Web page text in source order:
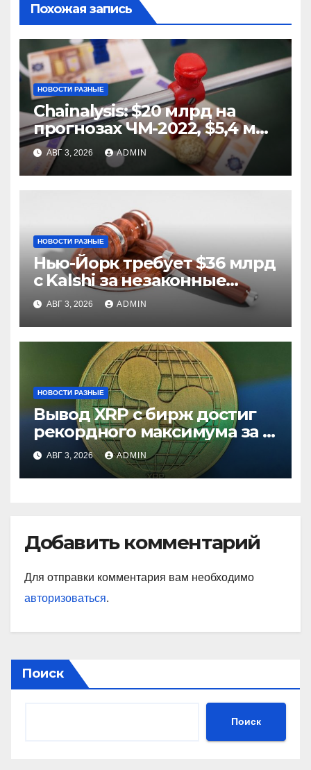
Похожая запись
НОВОСТИ РАЗНЫЕ
Chainalysis: $20 млрд на
прогнозах ЧМ-2022, $5,4 млн
из них незаконные
АВГ 3, 2026 ADMIN
НОВОСТИ РАЗНЫЕ
Нью-Йорк требует $36 млрд
с Kalshi за незаконные
ставки
АВГ 3, 2026 ADMIN
НОВОСТИ РАЗНЫЕ
Вывод XRP с бирж достиг
рекордного максимума за 5
летАВГ 3, 2026 ADMIN
Добавить комментарий
Для отправки комментария вам необходимо
авторизоваться.
Поиск
Поиск